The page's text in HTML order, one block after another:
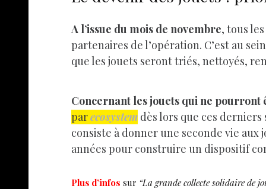
A l’issue du mois de novembre, tous
partenaires de l’opération. C’est au
que les jouets seront triés, nettoyés,
Concernant les jouets qui ne pourront
parecosystem dès lors que ces
consiste à donner une seconde vie
années pour construire un dispositif
Plus d’infos sur “La grande collecte solidaire de